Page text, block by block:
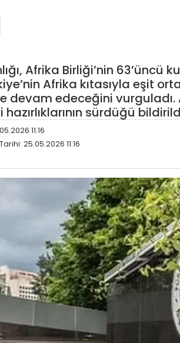
Afrika Birliği’nin 63’üncü
Afrika kıtasıyla eşit
devam edeceğini
hazırlıklarının sürdüğü
11:16
25.05.2026 11:16